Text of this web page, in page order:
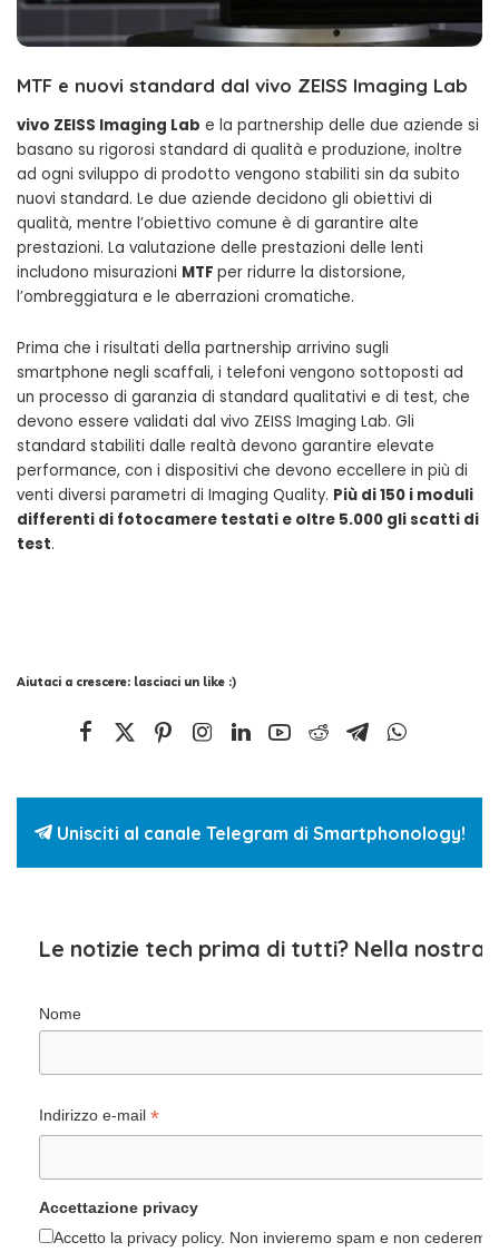
MTF e nuovi standard dal vivo ZEISS Imaging Lab
vivo ZEISS Imaging Lab e la partnership delle due aziende si
basano su rigorosi standard di qualità e produzione, inoltre
ad ogni sviluppo di prodotto vengono stabiliti sin da subito
nuovi standard. Le due aziende decidono gli obiettivi di
qualità, mentre l’obiettivo comune è di garantire alte
prestazioni. La valutazione delle prestazioni delle lenti
includono misurazioni MTF per ridurre la distorsione,
l’ombreggiatura e le aberrazioni cromatiche.
Prima che i risultati della partnership arrivino sugli
smartphone negli scaffali, i telefoni vengono sottoposti ad
un processo di garanzia di standard qualitativi e di test, che
devono essere validati dal vivo ZEISS Imaging Lab. Gli
standard stabiliti dalle realtà devono garantire elevate
performance, con i dispositivi che devono eccellere in più di
venti diversi parametri di Imaging Quality. Più di 150 i moduli
differenti di fotocamere testati e oltre 5.000 gli scatti di
test.
Aiutaci a crescere: lasciaci un like :)
Unisciti al canale Telegram di Smartphonology!
Le notizie tech prima di tutti? Nella nostra
Nome
Indirizzo e-mail *
Accettazione privacy
Accetto la privacy policy. Non invieremo spam e non